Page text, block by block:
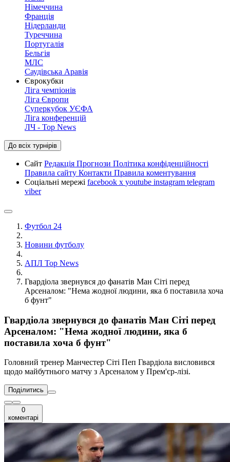
Німеччина
Франція
Нідерланди
Туреччина
Португалія
Бельгія
МЛС
Саудівська Аравія
Єврокубки
Ліга чемпіонів
Ліга Європи
Суперкубок УЄФА
Ліга конференцій
ЛЧ - Top News
До всіх турнірів
Сайт Редакція Прогнози Політика конфіденційності
Правила сайту Контакти Правила коментування
Соціальні мережі facebook x youtube instagram telegram
viber
Футбол 24
Новини футболу
АПЛ Top News
Гвардіола звернувся до фанатів Ман Сіті перед
Арсеналом: "Нема жодної людини, яка б поставила хоча
б фунт"
Гвардіола звернувся до фанатів Ман Сіті перед
Арсеналом: "Нема жодної людини, яка б
поставила хоча б фунт"
Головний тренер Манчестер Сіті Пеп Гвардіола висловився
щодо майбутнього матчу з Арсеналом у Прем'єр-лізі.
Поділитись
0
коментарі